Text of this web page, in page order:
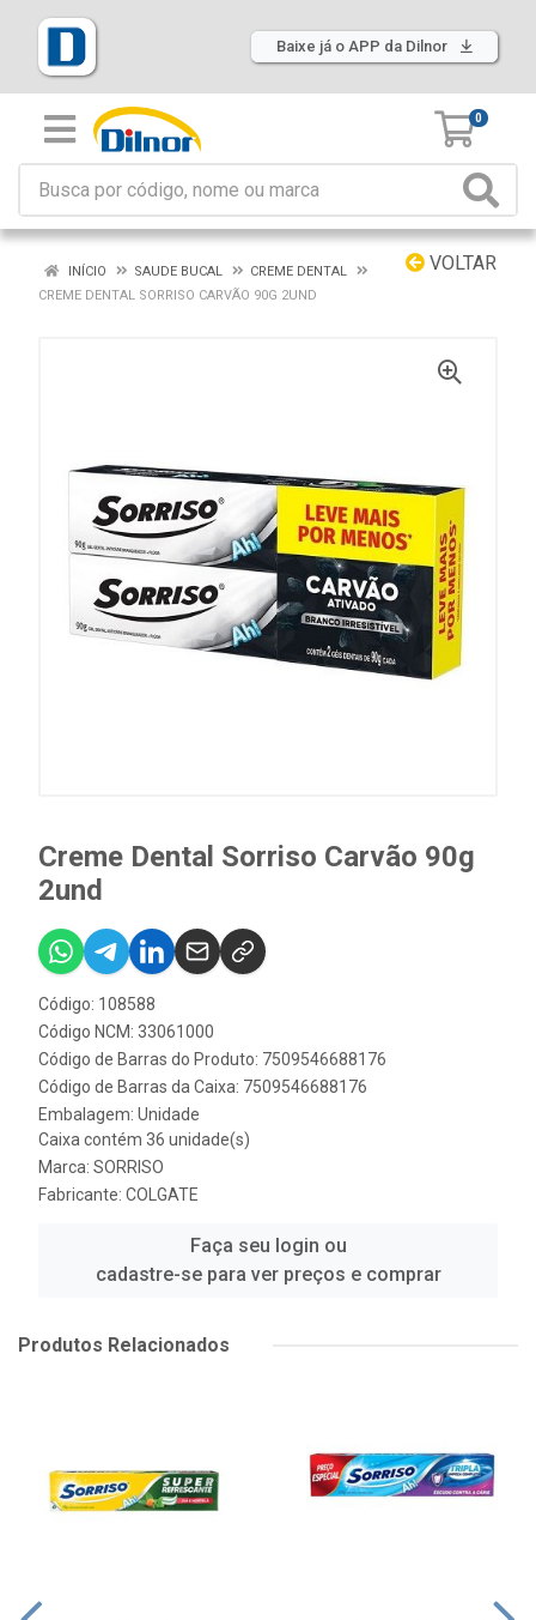
Baixe já o APP da Dilnor
0
VOLTAR
INÍCIO SAUDE BUCAL
CREME DENTAL
CREME DENTAL SORRISO CARVÃO 90G 2UND
Creme Dental Sorriso Carvão 90g
2und
Código: 108588
Código NCM: 33061000
Código de Barras do Produto: 7509546688176
Código de Barras da Caixa: 7509546688176
Embalagem: Unidade
Caixa contém 36 unidade(s)
Marca: SORRISO
Fabricante: COLGATE
Faça seu login ou
cadastre-se para ver preços e comprar
Produtos Relacionados